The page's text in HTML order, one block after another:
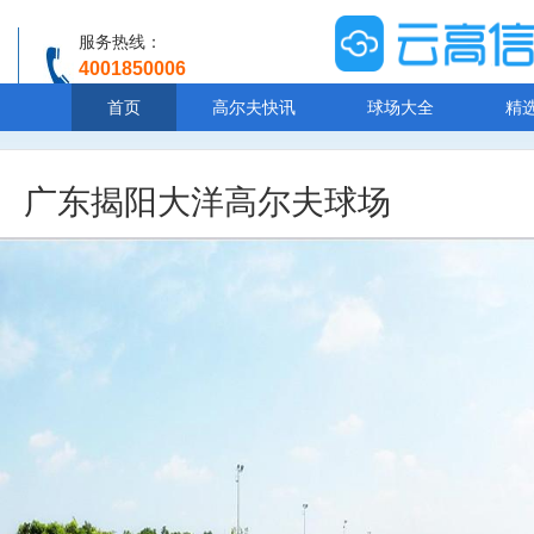
服务热线：
4001850006
首页 高尔夫快讯 球场大全 精
广东揭阳大洋高尔夫球场